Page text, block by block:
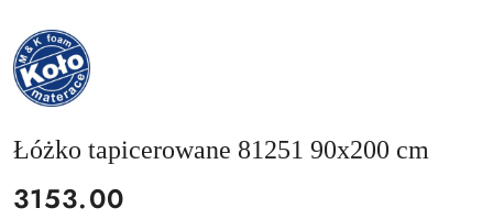
NAZWA
PRODUCENTA:
MKFOAM
Łóżko tapicerowane 81251 90x200 cm
cena:
3153.00